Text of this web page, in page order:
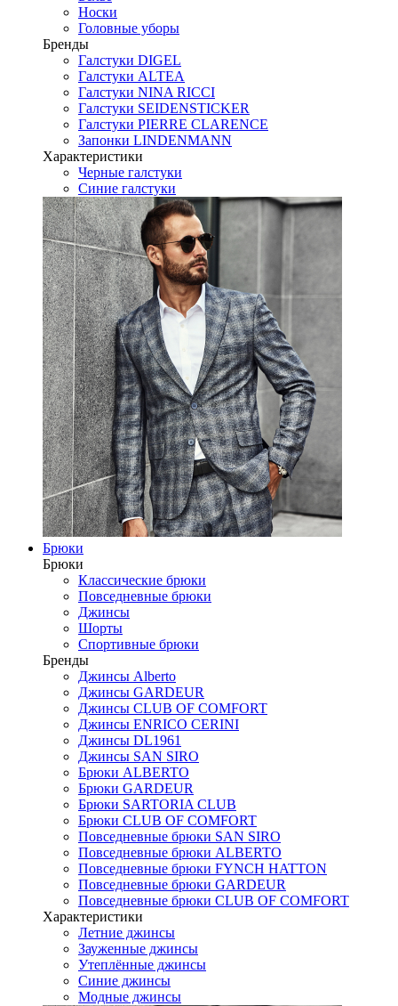
Носки
Головные уборы
Бренды
Галстуки DIGEL
Галстуки ALTEA
Галстуки NINA RICCI
Галстуки SEIDENSTICKER
Галстуки PIERRE CLARENCE
Запонки LINDENMANN
Характеристики
Черные галстуки
Синие галстуки
Брюки
Брюки
Классические брюки
Повседневные брюки
Джинсы
Шорты
Спортивные брюки
Бренды
Джинсы Alberto
Джинсы GARDEUR
Джинсы CLUB OF COMFORT
Джинсы ENRICO CERINI
Джинсы DL1961
Джинсы SAN SIRO
Брюки ALBERTO
Брюки GARDEUR
Брюки SARTORIA CLUB
Брюки CLUB OF COMFORT
Повседневные брюки SAN SIRO
Повседневные брюки ALBERTO
Повседневные брюки FYNCH HATTON
Повседневные брюки GARDEUR
Повседневные брюки CLUB OF COMFORT
Характеристики
Летние джинсы
Зауженные джинсы
Утеплённые джинсы
Синие джинсы
Модные джинсы